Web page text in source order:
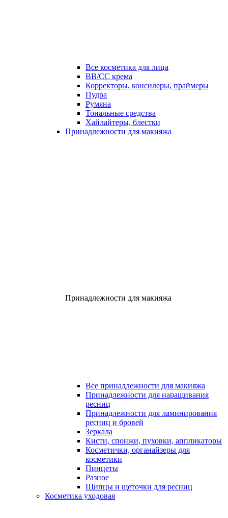
Все косметика для лица
ВВ/СС крема
Корректоры, консилеры, праймеры
Пудра
Румяна
Тональные средства
Хайлайтеры, блестки
Принадлежности для макияжа
Принадлежности для макияжа
Все принадлежности для макияжа
Принадлежности для наращивания
ресниц
Принадлежности для ламинирования
ресниц и бровей
Зеркала
Кисти, спонжи, пуховки, аппликаторы
Косметички, органайзеры для
косметики
Пинцеты
Разное
Щипцы и щеточки для ресниц
Косметика уходовая